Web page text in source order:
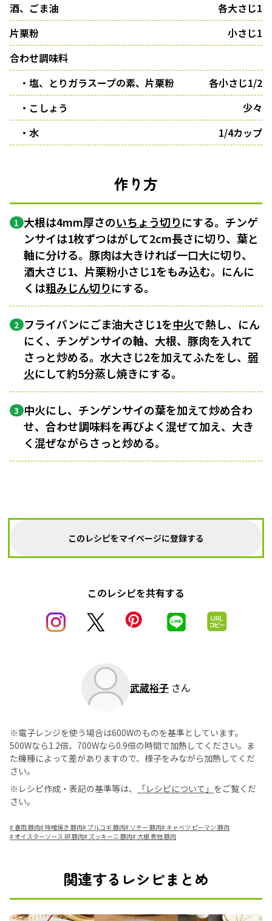
酒、ごま油
各大さじ1
片栗粉
小さじ1
合わせ調味料
・塩、とりガラスープの素、片栗粉
各小さじ1/2
・こしょう
少々
・水
1/4カップ
作り方
1 大根は4mm厚さのいちょう切りにする。チンゲ
ンサイは1枚ずつはがして2cm長さに切り、葉と
軸に分ける。豚肉は大きければ一口大に切り、
酒大さじ1、片栗粉小さじ1をもみ込む。にんに
くは粗みじん切りにする。
2 フライパンにごま油大さじ1を中火で熱し、にん
にく、チンゲンサイの軸、大根、豚肉を入れて
さっと炒める。水大さじ2を加えてふたをし、 弱
火にして約5分蒸し焼きにする。
3 中火にし、チンゲンサイの葉を加えて炒め合わ
せ、合わせ調味料を再びよく混ぜて加え、大き
く混ぜながらさっと炒める。
このレシピをマイページに登録する
このレシピを共有する
武蔵裕子 さん
※電子レンジを使う場合は600Wのものを基準としています。
500Wなら1.2倍、700Wなら0.9倍の時間で加熱してください。ま
た機種によって差がありますので、様子をみながら加熱してくだ
さい。
※レシピ作成・表記の基準等は、
「レシピについて」 をご覧くだ
さい。
# 春雨 豚肉#味噌焼き 豚肉# プルコギ 豚肉# ソテー 豚肉# キャベツ ピーマン 豚肉
#オイスターソース 卵 豚肉# ズッキーニ 豚肉# 大根 煮物 豚肉
関連するレシピまとめ